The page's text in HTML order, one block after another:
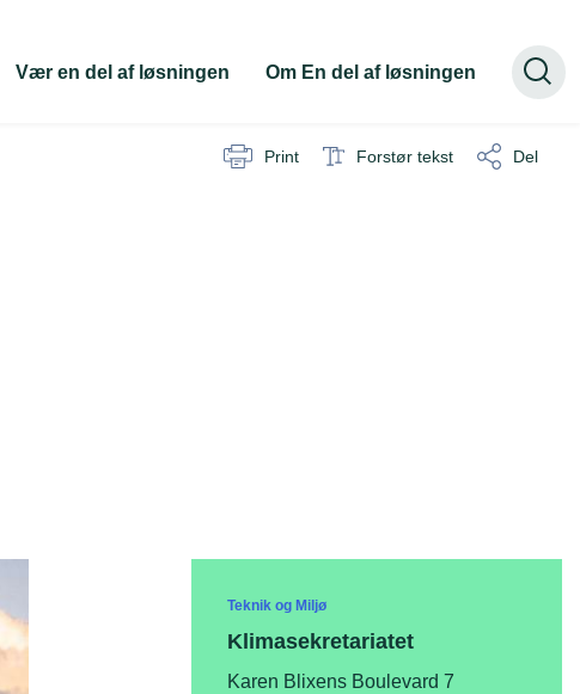
Vær en del af løsningen Om En del af løsningen
Print Forstør tekst Del
Teknik og Miljø
Klimasekretariatet
Karen Blixens Boulevard 7